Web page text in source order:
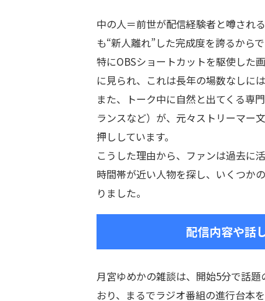
中の人＝前世が配信経験者と噂され
も“新人離れ”した完成度を誇るからで
特にOBSショートカットを駆使した
に見られ、これは長年の場数なしに
また、トーク中に自然と出てくる専
ランスなど）が、元々ストリーマー
押ししています。
こうした理由から、ファンは過去に
時間帯が近い人物を探し、いくつか
りました。
配信内容や話
月宮ゆめかの雑談は、開始5分で話
おり、まるでラジオ番組の進行台本